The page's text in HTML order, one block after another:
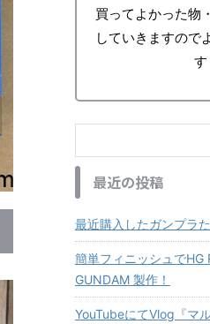
買ってよかった物
していきますので
す
最近の投稿
最近購入したガンプラ
簡単フィニッシュでHG
GUNDAM 製作！
YouTubeにてVlog『マ